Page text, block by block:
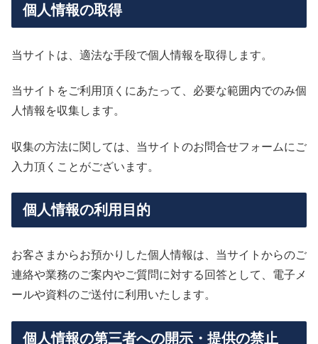
個人情報の取得
当サイトは、適法な手段で個人情報を取得します。
当サイトをご利用頂くにあたって、必要な範囲内でのみ個
人情報を収集します。
収集の方法に関しては、当サイトのお問合せフォームにご
入力頂くことがございます。
個人情報の利用目的
お客さまからお預かりした個人情報は、当サイトからのご
連絡や業務のご案内やご質問に対する回答として、電子メ
ールや資料のご送付に利用いたします。
個人情報の第三者への開示・提供の禁止